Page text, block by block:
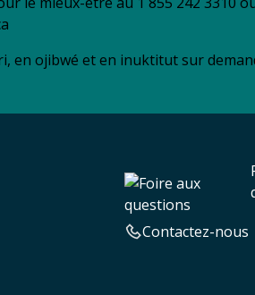
en ojibwé et en inuktitut sur
Contactez-nous